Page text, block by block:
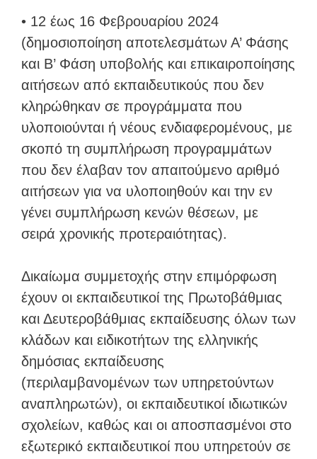
• 12 έως 16 Φεβρουαρίου 2024
(δημοσιοποίηση αποτελεσμάτων Α’ Φάσης
και Β’ Φάση υποβολής και επικαιροποίησης
αιτήσεων από εκπαιδευτικούς που δεν
κληρώθηκαν σε προγράμματα που
υλοποιούνται ή νέους ενδιαφερομένους, με
σκοπό τη συμπλήρωση προγραμμάτων
που δεν έλαβαν τον απαιτούμενο αριθμό
αιτήσεων για να υλοποιηθούν και την εν
γένει συμπλήρωση κενών θέσεων, με
σειρά χρονικής προτεραιότητας).
Δικαίωμα συμμετοχής στην επιμόρφωση
έχουν οι εκπαιδευτικοί της Πρωτοβάθμιας
και Δευτεροβάθμιας εκπαίδευσης όλων των
κλάδων και ειδικοτήτων της ελληνικής
δημόσιας εκπαίδευσης
(περιλαμβανομένων των υπηρετούντων
αναπληρωτών), οι εκπαιδευτικοί ιδιωτικών
σχολείων, καθώς και οι αποσπασμένοι στο
εξωτερικό εκπαιδευτικοί που υπηρετούν σε